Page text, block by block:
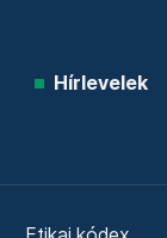
Hírlevelek